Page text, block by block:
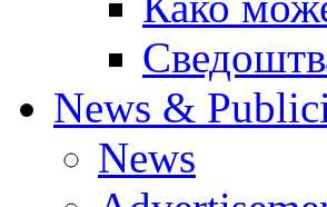
News &
News